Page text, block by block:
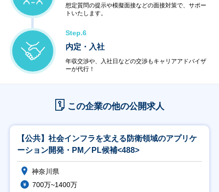
想定質問の提示や模擬面接などの面接対策で、サポー
トいたします。
Step.6
内定・入社
年収交渉や、入社日などの交渉もキャリアアドバイザ
ーが代行！
この企業の他の公開求人
【公共】社会インフラを支える防衛領域のアプリケ
ーション開発・PM／PL候補<488>
神奈川県
700万~1400万